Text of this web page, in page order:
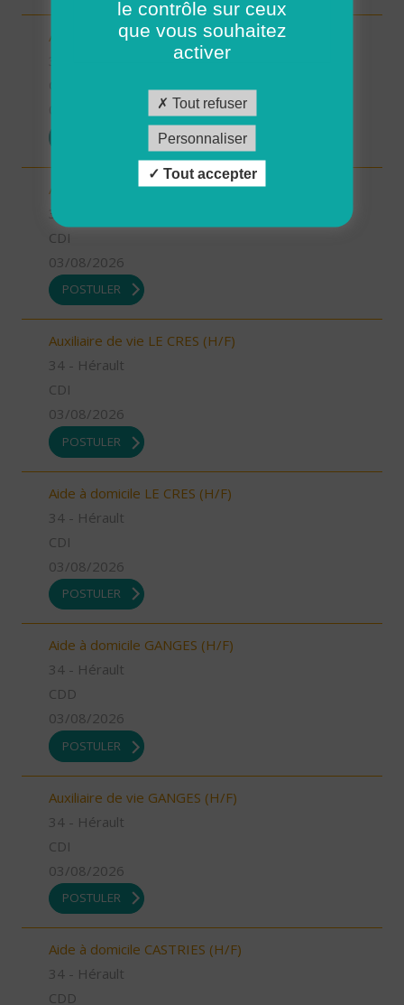
Auxiliaire de vie JUVIGNAC (H/F)
Aide à domicile LUNEL (H/F)
34 - Hérault
CDI
03/08/2026
POSTULER
Auxiliaire de vie LE CRES (H/F)
34 - Hérault
CDI
03/08/2026
POSTULER
Aide à domicile LE CRES (H/F)
34 - Hérault
CDI
03/08/2026
POSTULER
Aide à domicile GANGES (H/F)
34 - Hérault
CDD
03/08/2026
POSTULER
Auxiliaire de vie GANGES (H/F)
34 - Hérault
CDI
03/08/2026
POSTULER
Aide à domicile CASTRIES (H/F)
34 - Hérault
CDD
le contrôle sur ceux
que vous souhaitez
activer
Tout refuser
Personnaliser
Tout accepter